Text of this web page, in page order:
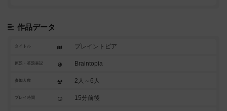
作品データ
タイトル ブレイントピア
原題・英題表記 Braintopia
参加人数 2人～6人
プレイ時間 15分前後